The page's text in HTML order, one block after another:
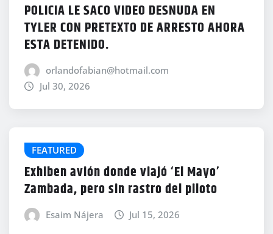
POLICIA LE SACO VIDEO DESNUDA EN
TYLER CON PRETEXTO DE ARRESTO AHORA
ESTA DETENIDO.
orlandofabian@hotmail.com
Jul 30, 2026
FEATURED
Exhiben avión donde viajó ‘El Mayo’
Zambada, pero sin rastro del piloto
Esaim Nájera Jul 15, 2026